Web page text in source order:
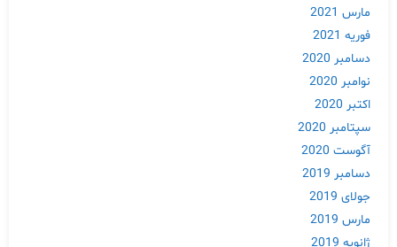
مارس 2021
فوریه 2021
دسامبر 2020
نوامبر 2020
اکتبر 2020
سپتامبر 2020
آگوست 2020
دسامبر 2019
جولای 2019
مارس 2019
ژانویه 2019